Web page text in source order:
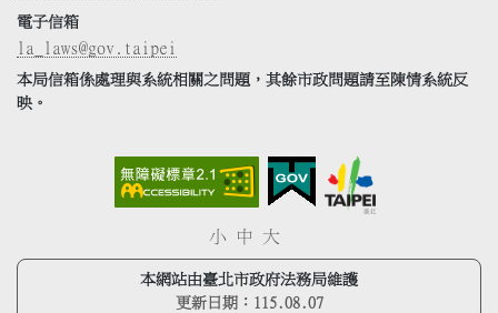
電子信箱
la_laws@gov.taipei
本局信箱係處理與系統相關之問題，其餘市政問題請至陳情系統反
映。
小 中 大
本網站由臺北市政府法務局維護
更新日期： 115.08.07